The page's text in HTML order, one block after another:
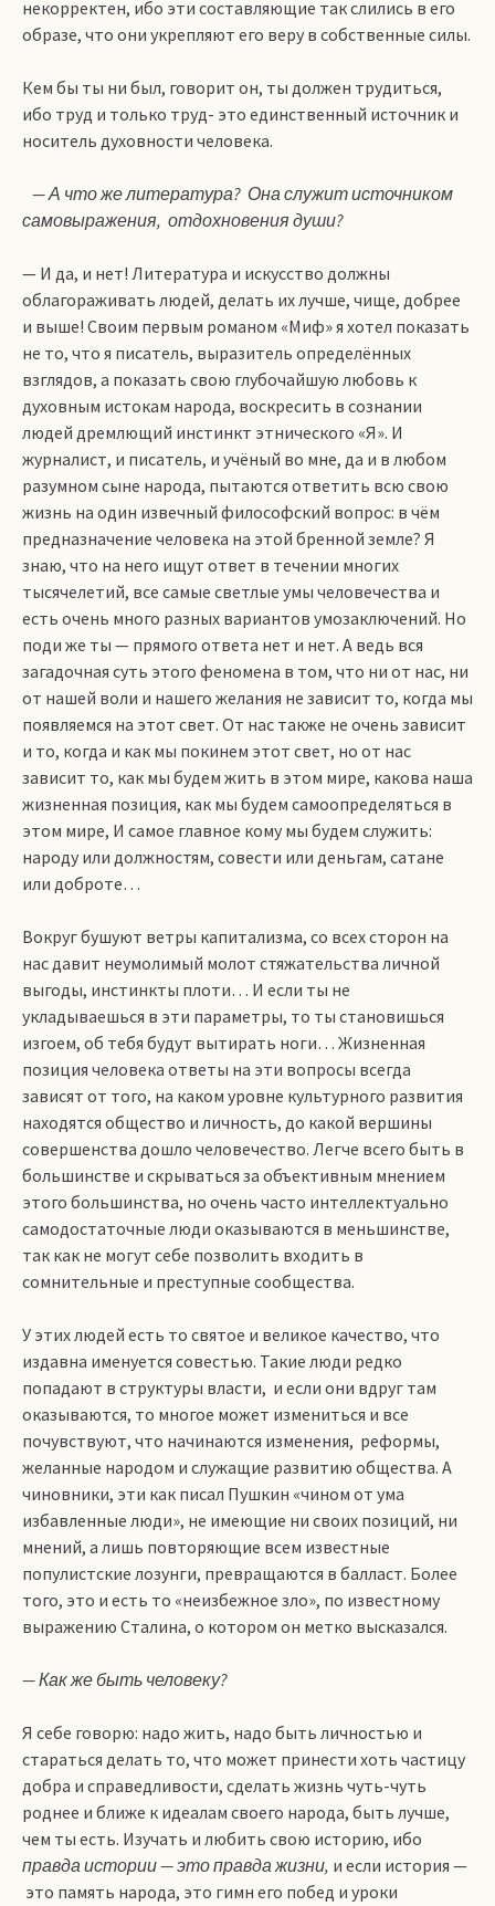
некорректен, ибо эти составляющие так слились в его
образе, что они укрепляют его веру в собственные силы.
Кем бы ты ни был, говорит он, ты должен трудиться,
ибо труд и только труд- это единственный источник и
носитель духовности человека.
— А что же литература? Она служит источником
самовыражения, отдохновения души?
— И да, и нет! Литература и искусство должны
облагораживать людей, делать их лучше, чище, добрее
и выше! Своим первым романом «Миф» я хотел показать
не то, что я писатель, выразитель определённых
взглядов, а показать свою глубочайшую любовь к
духовным истокам народа, воскресить в сознании
людей дремлющий инстинкт этнического «Я». И
журналист, и писатель, и учёный во мне, да и в любом
разумном сыне народа, пытаются ответить всю свою
жизнь на один извечный философский вопрос: в чём
предназначение человека на этой бренной земле? Я
знаю, что на него ищут ответ в течении многих
тысячелетий, все самые светлые умы человечества и
есть очень много разных вариантов умозаключений. Но
поди же ты — прямого ответа нет и нет. А ведь вся
загадочная суть этого феномена в том, что ни от нас, ни
от нашей воли и нашего желания не зависит то, когда мы
появляемся на этот свет. От нас также не очень зависит
и то, когда и как мы покинем этот свет, но от нас
зависит то, как мы будем жить в этом мире, какова наша
жизненная позиция, как мы будем самоопределяться в
этом мире, И самое главное кому мы будем служить:
народу или должностям, совести или деньгам, сатане
или доброте…
Вокруг бушуют ветры капитализма, со всех сторон на
нас давит неумолимый молот стяжательства личной
выгоды, инстинкты плоти… И если ты не
укладываешься в эти параметры, то ты становишься
изгоем, об тебя будут вытирать ноги… Жизненная
позиция человека ответы на эти вопросы всегда
зависят от того, на каком уровне культурного развития
находятся общество и личность, до какой вершины
совершенства дошло человечество. Легче всего быть в
большинстве и скрываться за объективным мнением
этого большинства, но очень часто интеллектуально
самодостаточные люди оказываются в меньшинстве,
так как не могут себе позволить входить в
сомнительные и преступные сообщества.
У этих людей есть то святое и великое качество, что
издавна именуется совестью. Такие люди редко
попадают в структуры власти, и если они вдруг там
оказываются, то многое может измениться и все
почувствуют, что начинаются изменения, реформы,
желанные народом и служащие развитию общества. А
чиновники, эти как писал Пушкин «чином от ума
избавленные люди», не имеющие ни своих позиций, ни
мнений, а лишь повторяющие всем известные
популистские лозунги, превращаются в балласт. Более
того, это и есть то «неизбежное зло», по известному
выражению Сталина, о котором он метко высказался.
— Как же быть человеку?
Я себе говорю: надо жить, надо быть личностью и
стараться делать то, что может принести хоть частицу
добра и справедливости, сделать жизнь чуть-чуть
роднее и ближе к идеалам своего народа, быть лучше,
чем ты есть. Изучать и любить свою историю, ибо
правда истории — это правда жизни, и если история —
это память народа, это гимн его побед и уроки